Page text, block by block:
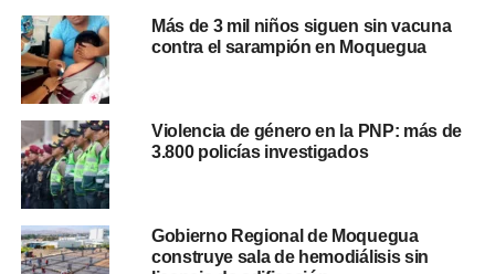
cantidad de proyectos (71 obras), mientras que los
gobiernos regionalesregistraron el mayor monto de
inversión (S/ 701 millones
beneficiarios (809.330 personas).
Ubicación geográfica de las obras y
proyectos destacados
Las regiones con la mayor cantidad de obras reactivadas
son:Cusco (27 obras),Puno(11 obras) yApurímac
Más de 3 mil niños siguen sin vacuna
contra el sarampión en Moquegua
Violencia de género en la PNP: más de
3.800 policías investigados
Gobierno Regional de Moquegua
construye sala de hemodiálisis sin